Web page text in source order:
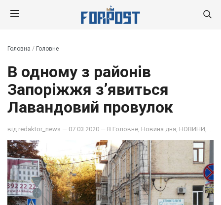
Головна / Головне
В одному з районів
Запоріжжя з’явиться
Лавандовий провулок
від redaktor_news — 07.03.2020 — В Головне Новина дня НОВИНИ